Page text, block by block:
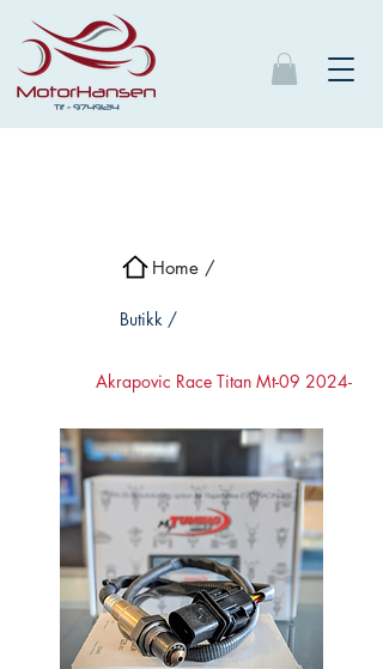
Home /
Butikk /
Akrapovic Race Titan Mt-09 2024-